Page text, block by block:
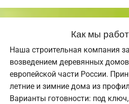
Как мы
Наша строительная компания
возведением деревянных
европейской части России.
летние и зимние дома из
Варианты готовности: под